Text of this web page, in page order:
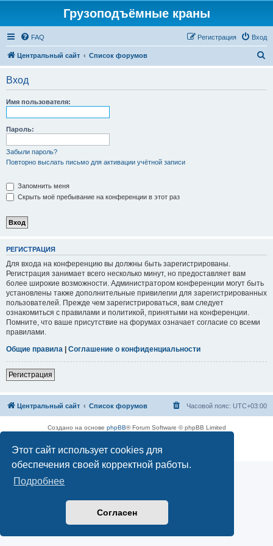
Этот сайт использует cookies для
обеспечения своей корректной работы.
Подробнее
Согласен
Грузоподъёмные краны
FAQ Вход
Регистрация
Центральный сайт Список форумов
Вход
Имя пользователя:
Пароль:
Забыли пароль?
Повторно выслать письмо для активации учётной записи
Запомнить меня
Скрыть моё пребывание на конференции в этот раз
РЕГИСТРАЦИЯ
Для входа на конференцию вы должны быть зарегистрированы.
Регистрация занимает всего несколько минут, но предоставляет вам
более широкие возможности. Администратором конференции могут быть
установлены также дополнительные привилегии для зарегистрированных
пользователей. Прежде чем зарегистрироваться, вам следует
ознакомиться с правилами и политикой, принятыми на конференции.
Помните, что ваше присутствие на форумах означает согласие со всеми
правилами.
Общие правила | Соглашение о конфиденциальности
Регистрация
Центральный сайт Список форумов Часовой пояс: UTC+03:00
Создано на основе phpBB® Forum Software © phpBB Limited
Конфиденциальность|Правила